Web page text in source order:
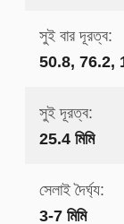
সুই বার দূরত্ব:
50.8, 76.2,
সুই দূরত্ব:
25.4 মিমি
সেলাই দৈর্ঘ্য:
3-7 মিমি